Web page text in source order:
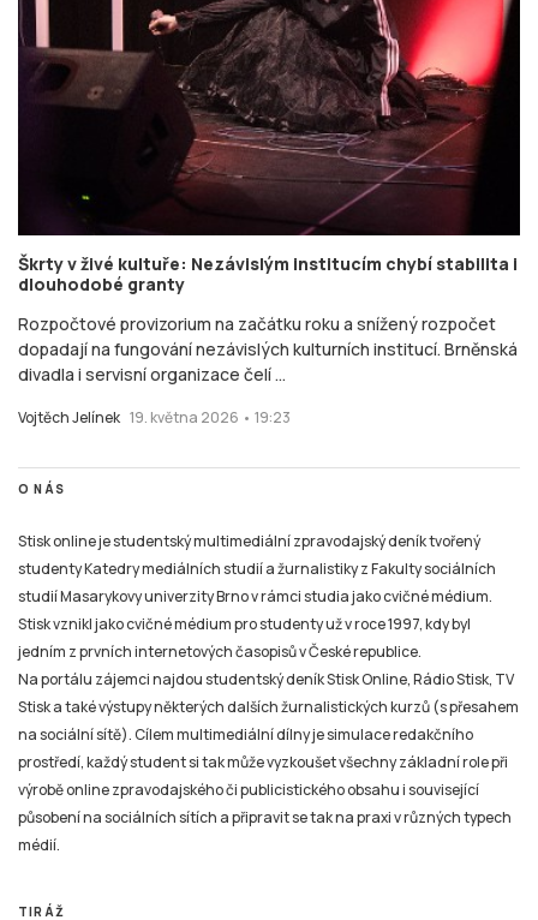
Škrty v živé kultuře: Nezávislým institucím chybí stabilita i
dlouhodobé granty
Rozpočtové provizorium na začátku roku a snížený rozpočet
dopadají na fungování nezávislých kulturních institucí. Brněnská
divadla i servisní organizace čelí ...
Vojtěch Jelínek 19. května 2026 • 19:23
O NÁS
Stisk online je studentský multimediální zpravodajský deník tvořený
studenty Katedry mediálních studií a žurnalistiky z Fakulty sociálních
studií Masarykovy univerzity Brno v rámci studia jako cvičné médium.
Stisk vznikl jako cvičné médium pro studenty už v roce 1997, kdy byl
jedním z prvních internetových časopisů v České republice.
Na portálu zájemci najdou studentský deník Stisk Online, Rádio Stisk, TV
Stisk a také výstupy některých dalších žurnalistických kurzů (s přesahem
na sociální sítě). Cílem multimediální dílny je simulace redakčního
prostředí, každý student si tak může vyzkoušet všechny základní role při
výrobě online zpravodajského či publicistického obsahu i související
působení na sociálních sítích a připravit se tak na praxi v různých typech
médií.
TIRÁŽ